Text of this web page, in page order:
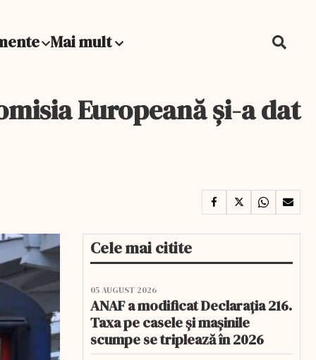
Mai mult
Europeană şi-a dat
Cele mai citite
05 AUGUST 2026
ANAF a modificat Declarația 216.
Taxa pe casele și mașinile
scumpe se triplează în 2026